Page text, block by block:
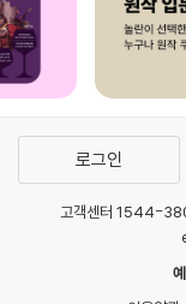
로그인
고객센터 1544-